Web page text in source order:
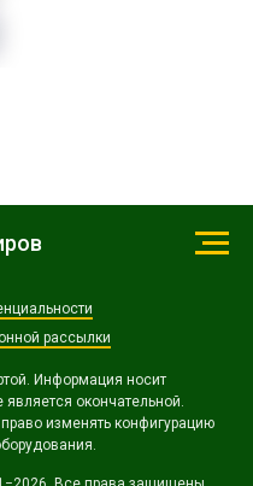
рассылки
Информация носит
является окончательной.
изменять конфигурацию